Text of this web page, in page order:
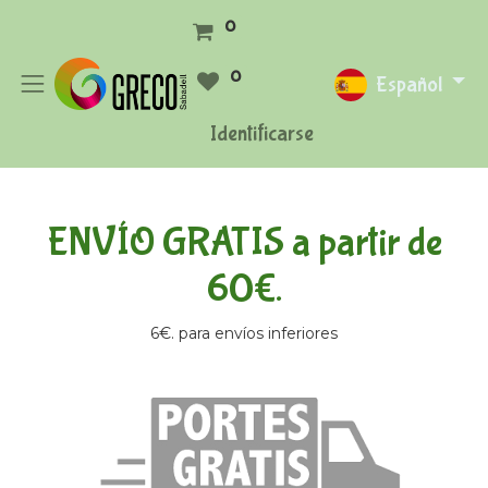
0
0
Identificarse
Español
ENVÍO GRATIS a partir de
60€.
6€. para envíos inferiores